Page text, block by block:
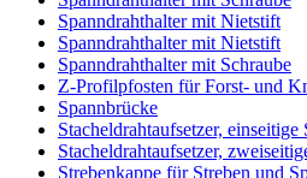
Spanndrahthalter mit Nietstift
Spanndrahthalter mit Nietstift
Spanndrahthalter mit Schraube
Z-Profilpfosten für Forst- und
Spannbrücke
Stacheldrahtaufsetzer,
Stacheldrahtaufsetzer,
Strebenkappe für Streben und